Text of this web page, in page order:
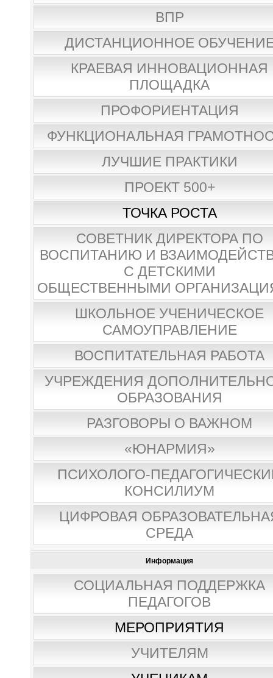
ВПР
ДИСТАНЦИОННОЕ
КРАЕВАЯ ИННОВАЦИОННАЯ
ПЛОЩАДКА
ПРОФОРИЕНТАЦИЯ
ФУНКЦИОНАЛЬНАЯ
ЛУЧШИЕ ПРАКТИКИ
ПРОЕКТ 500+
ТОЧКА РОСТА
СОВЕТНИК ДИРЕКТОРА ПО
ВОСПИТАНИЮ И
С ДЕТСКИМИ
ОБЩЕСТВЕННЫМИ
ШКОЛЬНОЕ УЧЕНИЧЕСКОЕ
САМОУПРАВЛЕНИЕ
ВОСПИТАТЕЛЬНАЯ РАБОТА
УЧРЕЖДЕНИЯ
ОБРАЗОВАНИЯ
РАЗГОВОРЫ О ВАЖНОМ
«ЮНАРМИЯ»
ПСИХОЛОГО-
КОНСИЛИУМ
ЦИФРОВАЯ
СРЕДА
Информация
СОЦИАЛЬНАЯ ПОДДЕРЖКА
ПЕДАГОГОВ
МЕРОПРИЯТИЯ
УЧИТЕЛЯМ